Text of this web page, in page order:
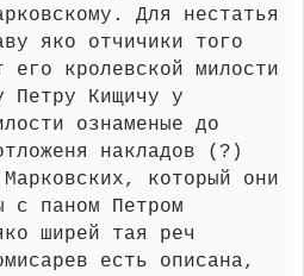
Для нестатья
яко отчичики того
его кролевской милости
Петру Кищичу у
ознаменые до
накладов (?)
который они
с паном Петром
ширей тая реч
есть описана,